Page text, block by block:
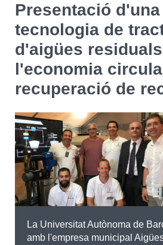
Agenda
English Español
CERCAR
Presentació
tecnologia de
d'aigües
l'economia
recuperació de
La Universitat Autònoma de
amb l'empresa municipal